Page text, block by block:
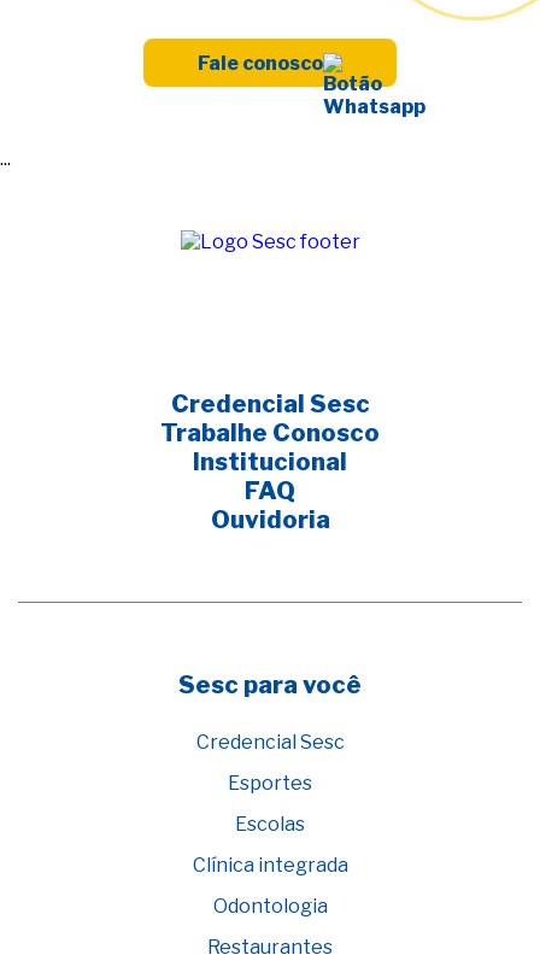
Fale conosco
...
Credencial Sesc
Trabalhe Conosco
Institucional
FAQ
Ouvidoria
Sesc para você
Credencial Sesc
Esportes
Escolas
Clínica integrada
Odontologia
Restaurantes